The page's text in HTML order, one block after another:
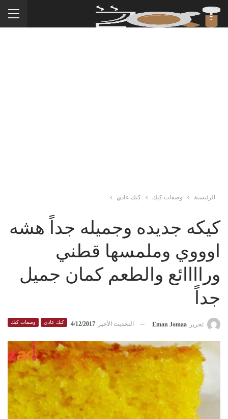
الرئيسية وصفات كيك كيك عادي
كيكه جديده وجميله جداً هشه
اوووي وملمسها قطني
وراااائع والطعم كمان جميل
جداً
كيك عادي وصفات كيك تحرير Eman Jomaa التحديث الأخير 4/12/2017